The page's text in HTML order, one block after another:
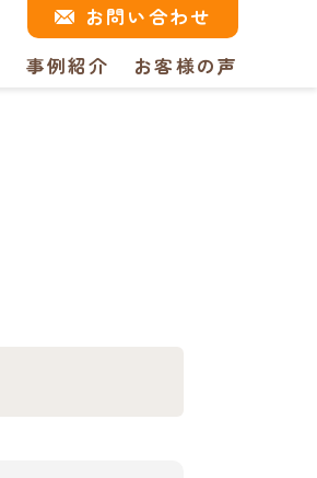
お問い合わせ
事例紹介 お客様の声